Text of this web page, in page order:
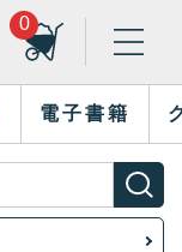
0
電子書籍